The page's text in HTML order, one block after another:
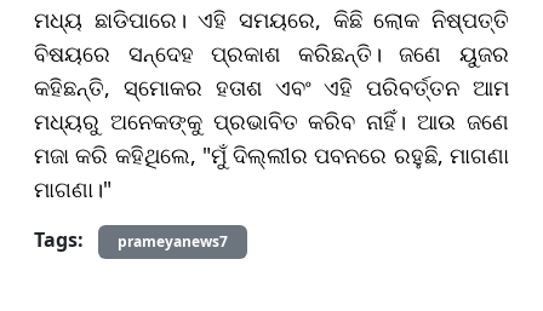
ମଧ୍ୟ ଛାଡିପାରେ। ଏହି ସମୟରେ, କିଛି ଲୋକ ନିଷ୍ପତ୍ତି
ବିଷୟରେ ସନ୍ଦେହ ପ୍ରକାଶ କରିଛନ୍ତି। ଜଣେ ୟୁଜର
କହିଛନ୍ତି, ସ୍ମୋକର ହତାଶ ଏବଂ ଏହି ପରିବର୍ତ୍ତନ ଆମ
ମଧ୍ୟରୁ ଅନେକଙ୍କୁ ପ୍ରଭାବିତ କରିବ ନାହିଁ। ଆଉ ଜଣେ
ମଜା କରି କହିଥିଲେ, "ମୁଁ ଦିଲ୍ଲୀର ପବନରେ ରହୁଛି, ମାଗଣା
ମାଗଣା।"
Tags: prameyanews7